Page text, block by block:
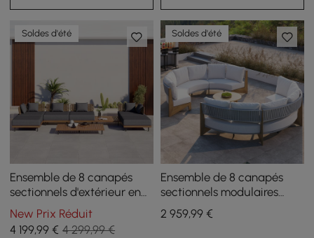
Soldes d'été
Ensemble de 8 canapés
sectionnels d'extérieur en
teck, aluminium et rotin
avec table basse et coussin
New Prix Réduit
4 199,99 € 4 299,99 €
Soldes d'été
Ensemble de 8 canapés
sectionnels modulaires
incurvés Farmhouse pour
patio extérieur avec table
2 959,99€